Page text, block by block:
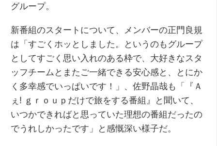
グループ。
新番組のスタートについて、メンバーの正門良規
は「すごくホッとしました。というのもグループ
としてすごく思い入れのある枠で、大好きなスタ
ッフチームとまたご一緒できる安心感と、とにか
く多幸感でいっぱいです！」、佐野晶哉も「『Ａ
ぇ! ｇｒｏｕｐだけで旅をする番組』と聞いて、
いつかできればと思っていた理想の番組だったの
でうれしかったです」と感慨深い様子だ。